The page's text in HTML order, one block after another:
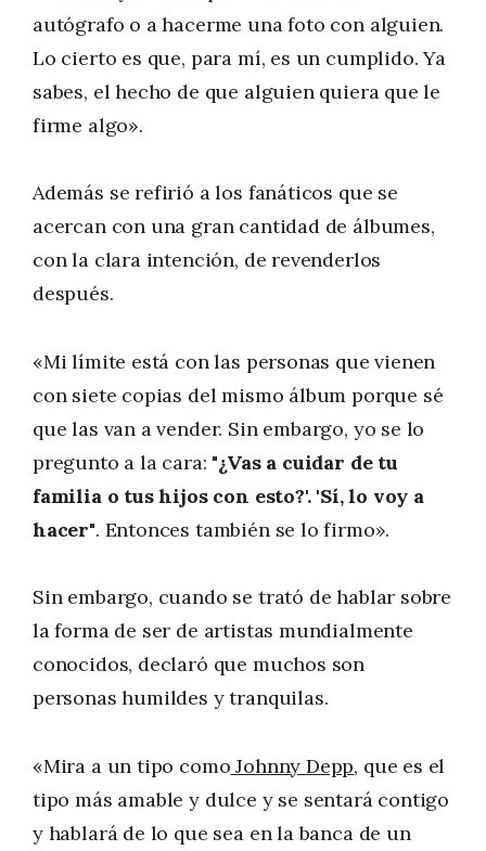
autógrafo o a hacerme una foto con alguien.
Lo cierto es que, para mí, es un cumplido. Ya
sabes, el hecho de que alguien quiera que le
firme algo».
Además se refirió a los fanáticos que se
acercan con una gran cantidad de álbumes,
con la clara intención, de revenderlos
después.
«Mi límite está con las personas que vienen
con siete copias del mismo álbum porque sé
que las van a vender. Sin embargo, yo se lo
pregunto a la cara: "¿Vas a cuidar de tu
familia o tus hijos con esto?'. 'Sí, lo voy a
hacer". Entonces también se lo firmo».
Sin embargo, cuando se trató de hablar sobre
la forma de ser de artistas mundialmente
conocidos, declaró que muchos son
personas humildes y tranquilas.
«Mira a un tipo como Johnny Depp, que es el
tipo más amable y dulce y se sentará contigo
y hablará de lo que sea en la banca de un